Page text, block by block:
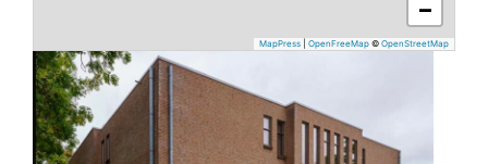
−
MapPress OpenFreeMap© OpenStreetMap